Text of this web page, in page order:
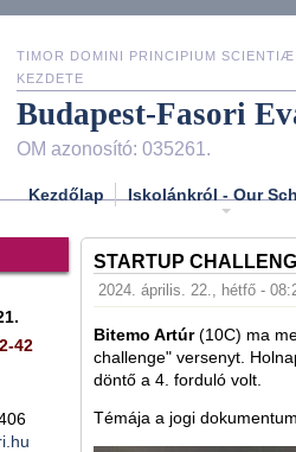
TIMOR DOMINI PRINCIPIUM SCIENTIÆ
KEZDETE
Budapest-Fasori
OM azonosító: 035261.
Kezdőlap Iskolánkról - Our
42
STARTUP
2024. április. 22., hétfő -
Bitemo Artúr(10C) ma
challenge" versenyt.
döntő a 4. forduló volt.
Témája a jogi